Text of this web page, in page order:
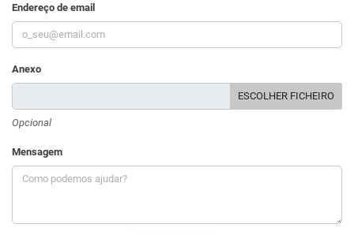
Endereço de email
Anexo
ESCOLHER FICHEIRO
Opcional
Mensagem